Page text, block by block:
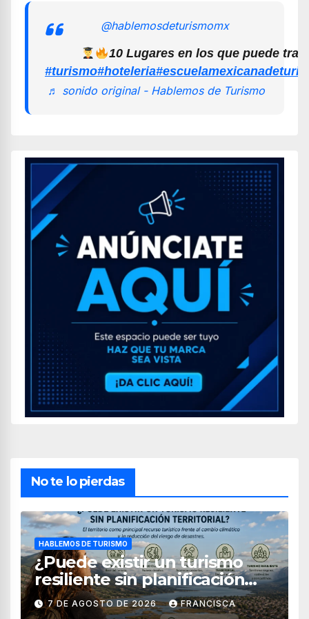
@hablemosdeturismomx
10 Lugares en los que puede
#turismo#hoteleria
♬ sonido original - Hablemos de Turismo
No te lo pierdas
HABLEMOS DE TURISMO
¿Puede existir un turismo
resiliente sin planificación
territorial?
7 DE AGOSTO DE 2026 FRANCISCA